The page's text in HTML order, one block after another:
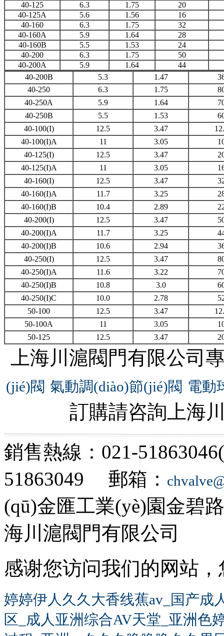
40-125
6.3 1.75
20
40-125A
5.6 1.56
16
40-160
6.3 1.75
32
40-160A
5.9 1.64
28
40-160B
5.5 1.53
24
40-200
6.3 1.75
50
40-200A
5.9 1.64
44
40-200B
5.3 1.47
40-250
6.3 1.75
40-250A
5.9 1.64
40-250B
5.5 1.53
40-100(I)
12.5 3.47
40-100(I)A
11 3.05
40-125(I)
12.5 3.47
40-125(I)A
11 3.05
40-160(I)
12.5 3.47
40-160(I)A
11.7 3.25
40-160(I)B
10.4 2.89
40-200(I)
12.5 3.47
40-200(I)A
11.7 3.25
40-200(I)B
10.6 2.94
40-250(I)
12.5 3.47
40-250(I)A
11.6 3.22
40-250(I)B
10.8 3.0
40-250(I)C
10.0 2.78
50-100
12.5 3.47
50-100A
11 3.05
50-125
12.5 3.47
上海川滬閥門有限公司
(jié)閥 氣動調(diào)節(jié)閥 電動
訂購請咨詢上海
銷售熱線：021-
51863049 郵箱：
(qū)金匯工業(yè)園金
海川滬閥門有限公司
感谢您访问我们的网站
婷婷伊人久久大香线蕉av_国产成
区_成人亚洲综合AV天堂_亚洲色